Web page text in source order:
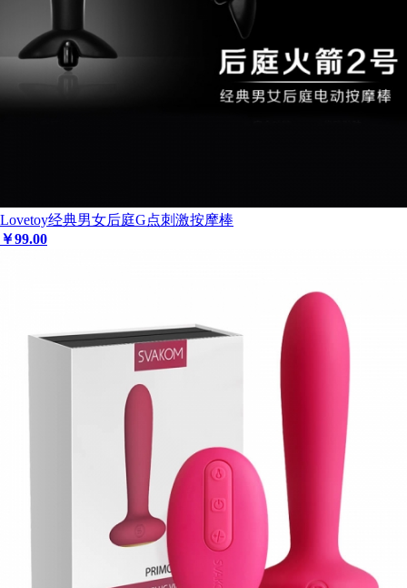
Lovetoy经典男女后庭G点刺激按摩棒
￥99.00